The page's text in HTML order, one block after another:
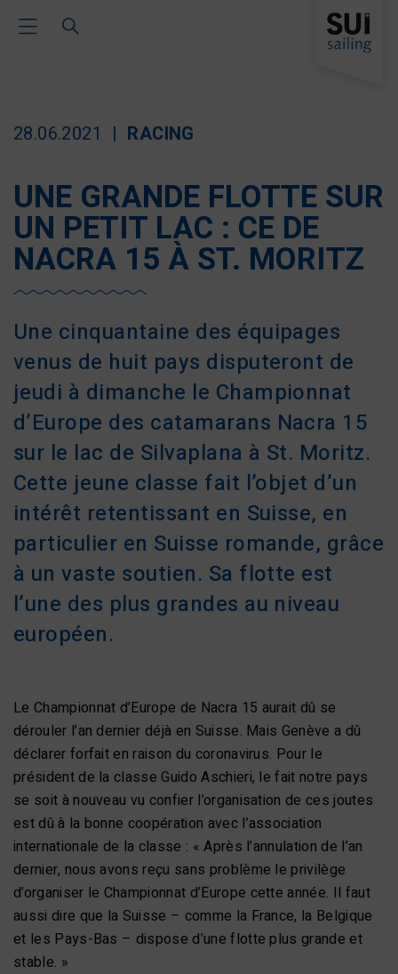
Toggle Main Navigation
28.06.2021 RACING
UNE GRANDE FLOTTE SUR
UN PETIT LAC : CE DE
NACRA 15 À ST. MORITZ
Une cinquantaine des équipages
venus de huit pays disputeront de
jeudi à dimanche le Championnat
d’Europe des catamarans Nacra 15
sur le lac de Silvaplana à St. Moritz.
Cette jeune classe fait l’objet d’un
intérêt retentissant en Suisse, en
particulier en Suisse romande, grâce
à un vaste soutien. Sa flotte est
l’une des plus grandes au niveau
européen.
Le Championnat d’Europe de Nacra 15 aurait dû se
dérouler l’an dernier déjà en Suisse. Mais Genève a dû
déclarer forfait en raison du coronavirus. Pour le
président de la classe Guido Aschieri, le fait notre pays
se soit à nouveau vu confier l’organisation de ces joutes
est dû à la bonne coopération avec l’association
internationale de la classe : « Après l’annulation de l’an
dernier, nous avons reçu sans problème le privilège
d’organiser le Championnat d’Europe cette année. Il faut
aussi dire que la Suisse – comme la France, la Belgique
et les Pays-Bas – dispose d’une flotte plus grande et
stable. »